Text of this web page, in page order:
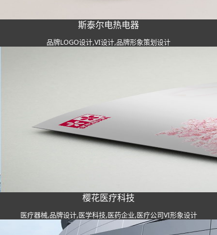
斯泰尔电热电器
品牌LOGO设计,VI设计,品牌形象策划设计
樱花医疗科技
医疗器械,品牌设计,医学科技,医药企业,医疗公司VI形象设计